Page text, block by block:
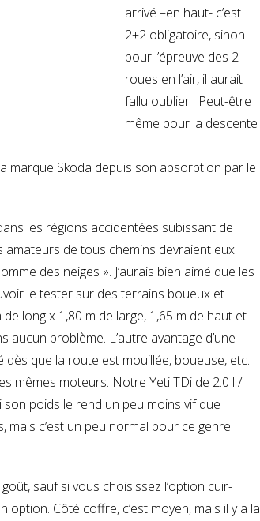
arrivé –en haut- c’est
2+2 obligatoire, sinon
pour l’épreuve des 2
roues en l’air, il aurait
fallu oublier ! Peut-être
même pour la descente
marque Skoda depuis son absorption par le
les régions accidentées subissant de
amateurs de tous chemins devraient eux
des neiges ». J’aurais bien aimé que les
le tester sur des terrains boueux et
long x 1,80 m de large, 1,65 m de haut et
problème. L’autre avantage d’une
dès que la route est mouillée, boueuse, etc.
mêmes moteurs. Notre Yeti TDi de 2.0 l /
son poids le rend un peu moins vif que
c’est un peu normal pour ce genre
sauf si vous choisissez l’option cuir-
Côté coffre, c’est moyen, mais il y a la